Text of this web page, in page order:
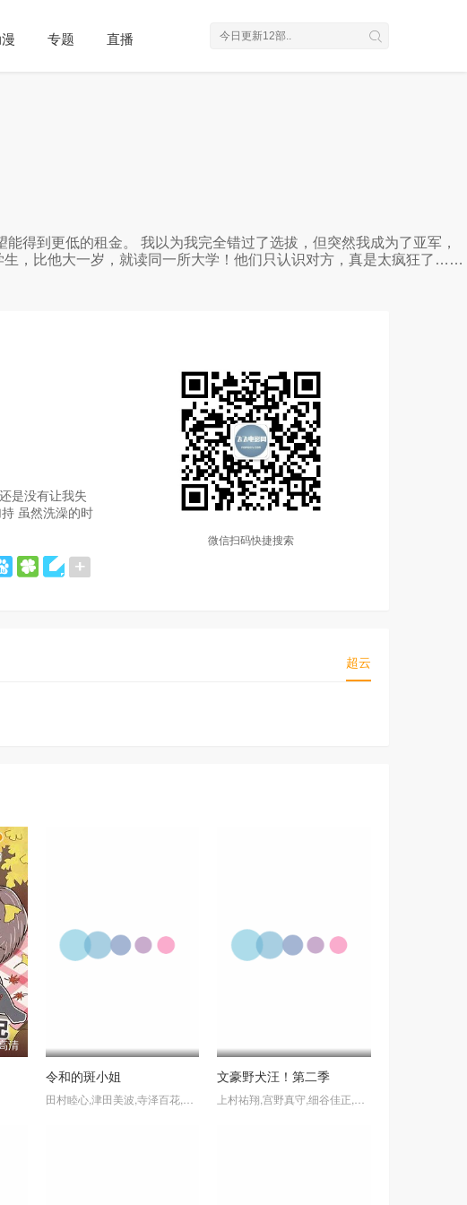
得到更低的租金。 我以为我完全错过了选拔，但突然我成为了亚军，
，比他大一岁，就读同一所大学！他们只认识对方，真是太疯狂了……
专题 直播
是没有让我失
虽然洗澡的时
微信扫码快捷搜索
超云
清
令和的斑小姐
田村睦心,津田美波,寺泽百花,寺杣昌纪
文豪野犬汪！第二季
上村祐翔,宫野真守,细谷佳正,诸星堇,小野贤章,谷山纪章,樱井孝宏,花泽香菜,森川智之,植田佳奈,石田彰,子安武人,千叶翔也,草